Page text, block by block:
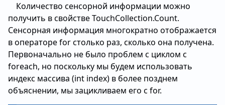
Количество сенсорной информации можно
получить в свойстве TouchCollection.Count.
Сенсорная информация многократно отображается
в операторе for столько раз, сколько она получена.
Первоначально не было проблем с циклом с
foreach, но поскольку мы будем использовать
индекс массива (int index) в более позднем
объяснении, мы зацикливаем его с for.